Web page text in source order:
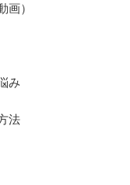
画）
み
法